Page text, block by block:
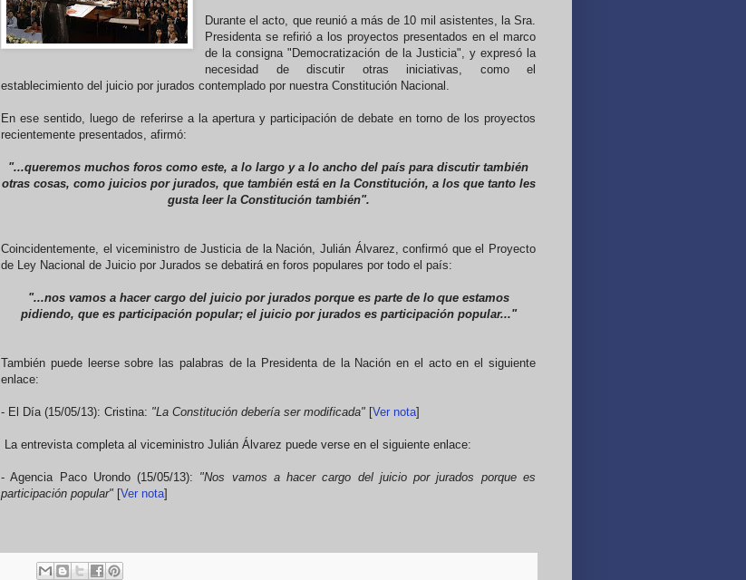
Durante el acto, que reunió a más de 10 mil asistentes, la Sra.
Presidenta se refirió a los proyectos presentados en el marco
de la consigna "Democratización de la Justicia", y expresó la
necesidad de discutir otras iniciativas, como el
establecimiento del juicio por jurados contemplado por nuestra Constitución Nacional.
En ese sentido, luego de referirse a la apertura y participación de debate en torno de los proyectos
recientemente presentados, afirmó:
"...queremos muchos foros como este, a lo largo y a lo ancho del país para discutir también
otras cosas, como juicios por jurados, que también está en la Constitución, a los que tanto les
gusta leer la Constitución también".
Coincidentemente, el viceministro de Justicia de la Nación, Julián Álvarez, confirmó que el Proyecto
de Ley Nacional de Juicio por Jurados se debatirá en foros populares por todo el país:
"...nos vamos a hacer cargo del juicio por jurados porque es parte de lo que estamos
pidiendo, que es participación popular; el juicio por jurados es participación popular..."
También puede leerse sobre las palabras de la Presidenta de la Nación en el acto en el siguiente
enlace:
- El Día (15/05/13): Cristina: "La Constitución debería ser modificada" [Ver nota]
La entrevista completa al viceministro Julián Álvarez puede verse en el siguiente enlace:
- Agencia Paco Urondo (15/05/13): "Nos vamos a hacer cargo del juicio por jurados porque es
participación popular" [Ver nota]